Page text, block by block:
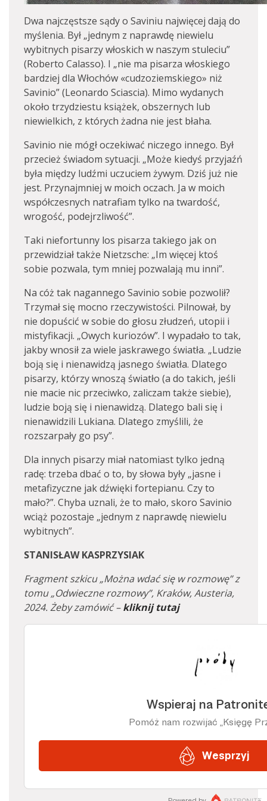
Dwa najczęstsze sądy o Saviniu najwięcej dają do
myślenia. Był „jednym z naprawdę niewielu
wybitnych pisarzy włoskich w naszym stuleciu”
(Roberto Calasso). I „nie ma pisarza włoskiego
bardziej dla Włochów «cudzoziemskiego» niż
Savinio” (Leonardo Sciascia). Mimo wydanych
około trzydziestu książek, obszernych lub
niewielkich, z których żadna nie jest błaha.
Savinio nie mógł oczekiwać niczego innego. Był
przecież świadom sytuacji. „Może kiedyś przyjaźń
była między ludźmi uczuciem żywym. Dziś już nie
jest. Przynajmniej w moich oczach. Ja w moich
współczesnych natrafiam tylko na twardość,
wrogość, podejrzliwość”.
Taki niefortunny los pisarza takiego jak on
przewidział także Nietzsche: „Im więcej ktoś
sobie pozwala, tym mniej pozwalają mu inni”.
Na cóż tak nagannego Savinio sobie pozwolił?
Trzymał się mocno rzeczywistości. Pilnował, by
nie dopuścić w sobie do głosu złudzeń, utopii i
mistyfikacji. „Owych kuriozów”. I wypadało to tak,
jakby wnosił za wiele jaskrawego światła. „Ludzie
boją się i nienawidzą jasnego światła. Dlatego
pisarzy, którzy wnoszą światło (a do takich, jeśli
nie macie nic przeciwko, zaliczam także siebie),
ludzie boją się i nienawidzą. Dlatego bali się i
nienawidzili Lukiana. Dlatego zmyślili, że
rozszarpały go psy”.
Dla innych pisarzy miał natomiast tylko jedną
radę: trzeba dbać o to, by słowa były „jasne i
metafizyczne jak dźwięki fortepianu. Czy to
mało?”. Chyba uznali, że to mało, skoro Savinio
wciąż pozostaje „jednym z naprawdę niewielu
wybitnych”.
STANISŁAW KASPRZYSIAK
Fragment szkicu „Można wdać się w rozmowę” z
tomu „Odwieczne rozmowy”, Kraków, Austeria,
2024. Żeby zamówić –kliknij tutaj